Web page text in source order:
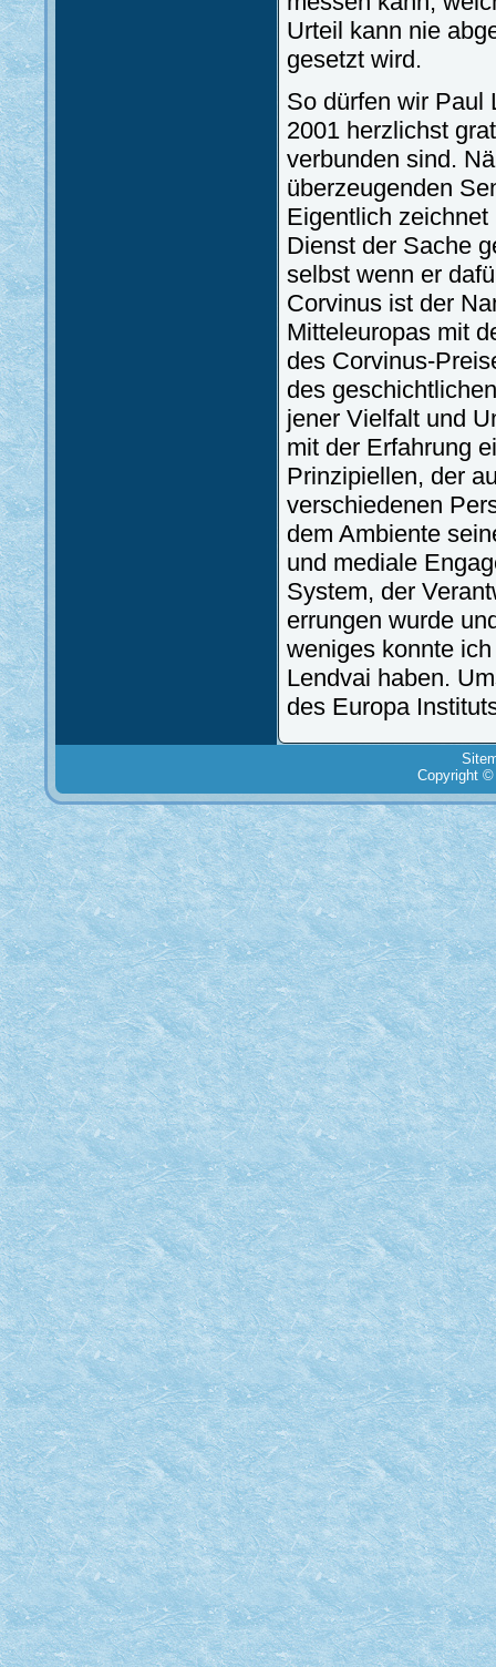
Urteil kann nie
gesetzt wird.
So dürfen wir Paul
2001 herzlichst
verbunden sind.
überzeugenden
Eigentlich
Dienst der Sache
selbst wenn er
Corvinus ist der
Mitteleuropas mit
des Corvinus-
des
jener Vielfalt und
mit der Erfahrung
Prinzipiellen, der
verschiedenen
dem Ambiente
und mediale
System, der
errungen wurde
weniges konnte
Lendvai haben.
des Europa
Copyright ©